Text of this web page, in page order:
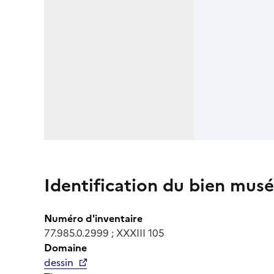
Identification du bien
Numéro d'inventaire
77.985.0.2999 ; XXXIII 105
Domaine
dessin